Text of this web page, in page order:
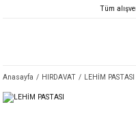
Tüm
Anasayfa HIRDAVAT LEHİM PASTASI